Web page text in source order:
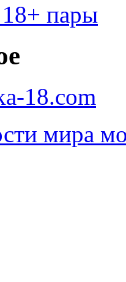
18+ пары
18.com
мира